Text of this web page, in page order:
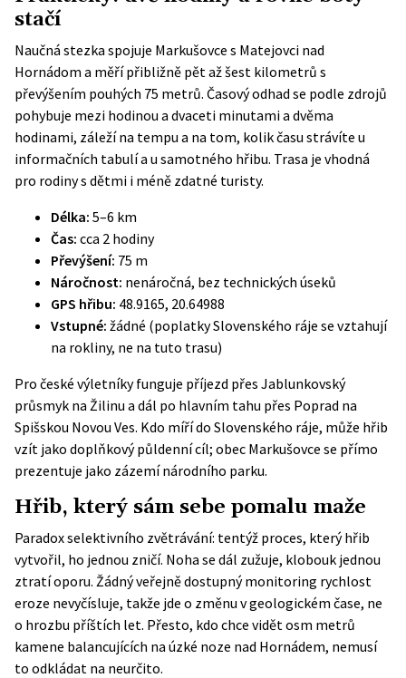
stačí
Naučná stezka spojuje Markušovce s Matejovci nad
Hornádom a měří přibližně pět až šest kilometrů s
převýšením pouhých 75 metrů. Časový odhad se podle zdrojů
pohybuje mezi hodinou a dvaceti minutami a dvěma
hodinami, záleží na tempu a na tom, kolik času strávíte u
informačních tabulí a u samotného hřibu. Trasa je vhodná
pro rodiny s dětmi i méně zdatné turisty.
Délka: 5–6 km
Čas: cca 2 hodiny
Převýšení: 75 m
Náročnost: nenáročná, bez technických úseků
GPS hřibu: 48.9165, 20.64988
Vstupné: žádné (poplatky Slovenského ráje se vztahují
na rokliny, ne na tuto trasu)
Pro české výletníky funguje příjezd přes Jablunkovský
průsmyk na Žilinu a dál po hlavním tahu přes Poprad na
Spišskou Novou Ves. Kdo míří do Slovenského ráje, může hřib
vzít jako doplňkový půldenní cíl; obec Markušovce se přímo
prezentuje jako zázemí národního parku.
Hřib, který sám sebe pomalu maže
Paradox selektivního zvětrávání: tentýž proces, který hřib
vytvořil, ho jednou zničí. Noha se dál zužuje, klobouk jednou
ztratí oporu. Žádný veřejně dostupný monitoring rychlost
eroze nevyčísluje, takže jde o změnu v geologickém čase, ne
o hrozbu příštích let. Přesto, kdo chce vidět osm metrů
kamene balancujících na úzké noze nad Hornádem, nemusí
to odkládat na neurčito.